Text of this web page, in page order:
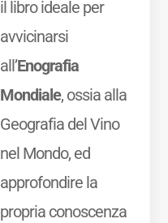
il libro ideale per
avvicinarsi
all’Enografia
Mondiale, ossia alla
Geografia del Vino
nel Mondo, ed
approfondire la
propria conoscenza